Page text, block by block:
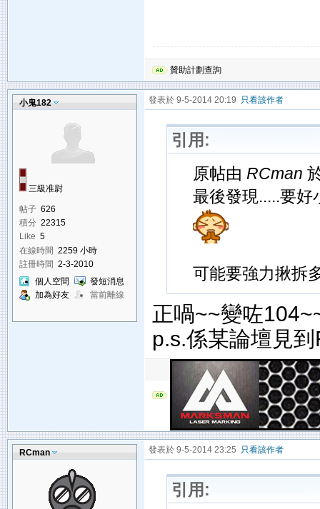
贊助計劃查詢
小鬼182
三級准尉
帖子 626
積分 22315
Like 5
在線時間 2259 小時
註冊時間 2-3-2010
個人空間
發短消息
加為好友
當前離線
發表於 9-5-2014 20:19 只看該作者
引用:
原帖由 RCman
最後發現.....要好
可能要強力揪拆
正喎~~變咗
p.s.係某論壇見
RCman 發表於 9-5-2014 23:25 只看該作者
引用: